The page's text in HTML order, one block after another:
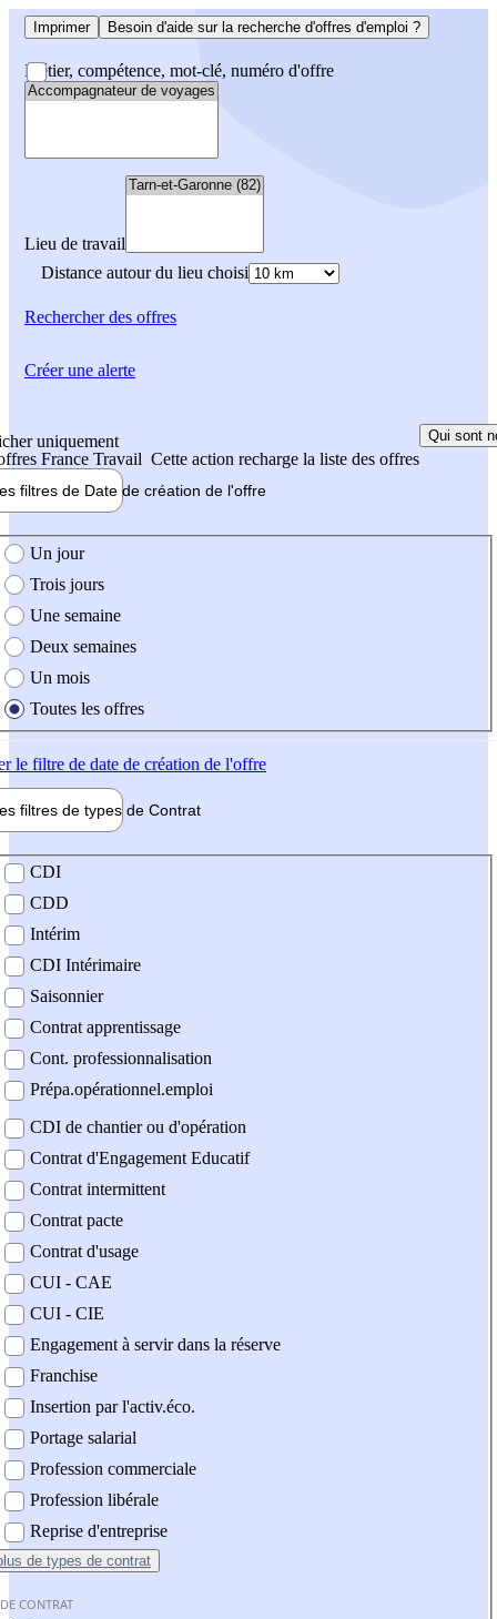
Imprimer Besoin d'aide sur la recherche d'offres d'emploi ?
Métier, compétence, mot-clé, numéro d'offre
Lieu de travail
Distance autour du lieu choisi
Rechercherdes offres
uniquement
France Travail Cette action recharge la liste des offres
Qui sont
filtres de Date de création de l'offre
création de l'offre
Un jour
Trois jours
Une semaine
Deux semaines
Un mois
Toutes les offres
le filtre de date de création de l'offre
filtres de types de Contrat
contrat
CDI
CDD
Intérim
CDI Intérimaire
Saisonnier
Contrat apprentissage
Cont. professionnalisation
Prépa.opérationnel.emploi
CDI de chantier ou d'opération
Contrat d'Engagement Educatif
Contrat intermittent
Contrat pacte
Contrat d'usage
CUI - CAE
CUI - CIE
Engagement à servir dans la réserve
Franchise
Insertion par l'activ.éco.
Portage salarial
Profession commerciale
Profession libérale
Reprise d'entreprise
de types de contrat
CONTRAT
Créer une alerte